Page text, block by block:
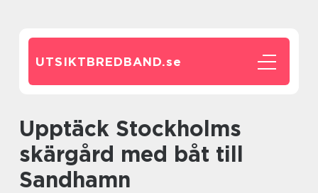
UTSIKTBREDBAND.se
Upptäck Stockholms
skärgård med båt till
Sandhamn